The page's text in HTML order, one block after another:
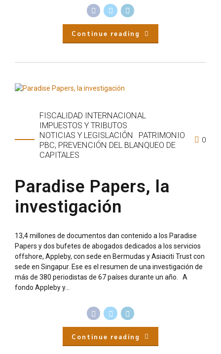
Continue reading
FISCALIDAD INTERNACIONAL
IMPUESTOS Y TRIBUTOS
NOTICIAS Y LEGISLACIÓN
PATRIMONIO
PBC, PREVENCIÓN DEL BLANQUEO DE
CAPITALES
0
Paradise Papers, la
investigación
13,4 millones de documentos dan contenido a los Paradise
Papers y dos bufetes de abogados dedicados a los servicios
offshore, Appleby, con sede en Bermudas y Asiaciti Trust con
sede en Singapur. Ese es el resumen de una investigación de
más de 380 periodistas de 67 países durante un año. A
fondo Appleby y...
Continue reading